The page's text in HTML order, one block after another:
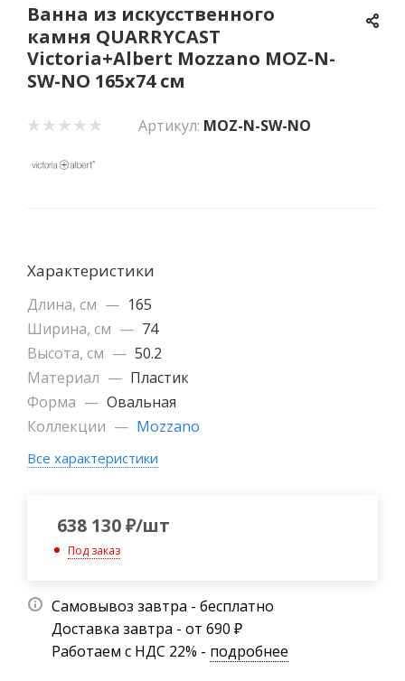
Ванна из искусственного
камня QUARRYCAST
Victoria+Albert Mozzano MOZ-N-
SW-NO 165x74 см
Артикул: MOZ-N-SW-NO
Характеристики
Длина, см — 165
Ширина, см — 74
Высота, см — 50.2
Материал — Пластик
Форма — Овальная
Коллекции — Mozzano
Все характеристики
638 130₽/шт
Под заказ
Самовывоз завтра - бесплатно
Доставка завтра - от 690 ₽
Работаем с НДС 22% - подробнее